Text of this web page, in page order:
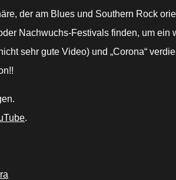
der am Blues und Southern Rock
Nachwuchs-Festivals finden, um
sehr gute Video) und „Corona“
.